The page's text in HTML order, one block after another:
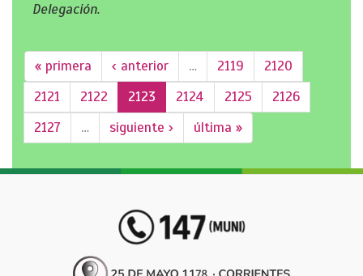
Delegación.
« primera ‹ anterior … 2119
2120
2121
2122 2123 2124 2125
2126
2127
… siguiente › última »